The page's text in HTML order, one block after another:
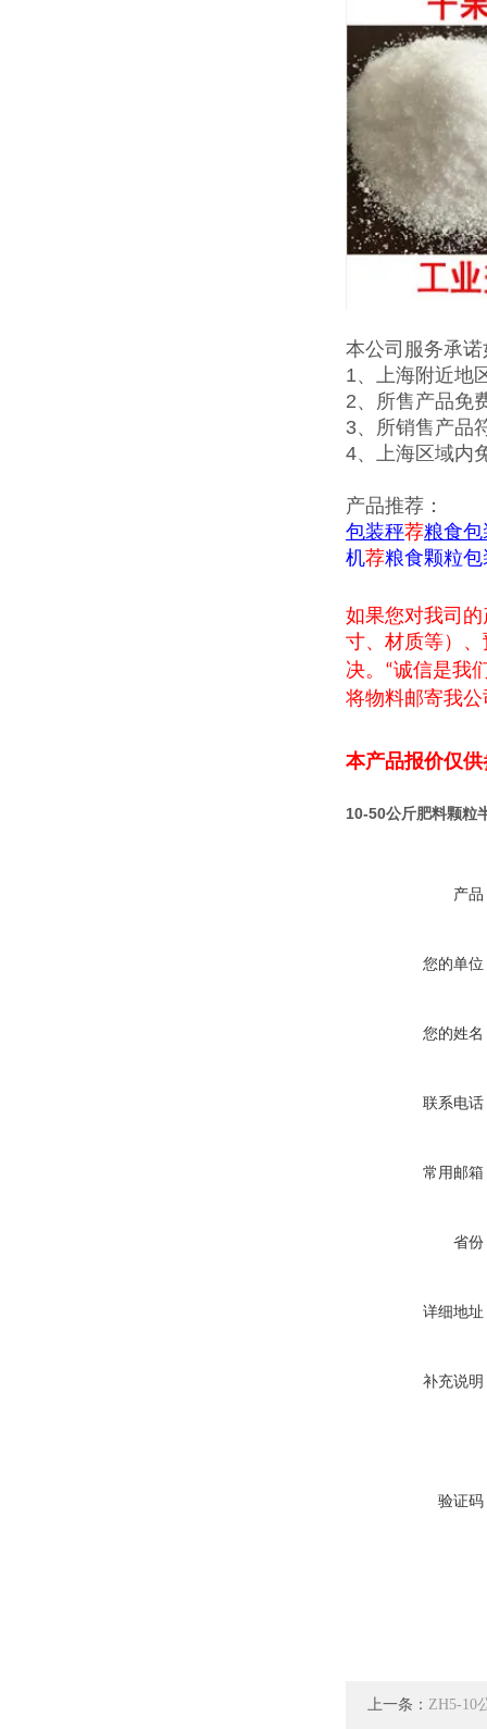
本公司服务承
1、上海附近地
2、所售产品免
3、所销售产品
4、上海区域内
产品推荐：
包装秤荐粮食包
机荐粮食颗粒包
如果您对我司
寸、材质等）
决。 “诚信是我
将物料邮寄我
本产品报价仅
10-50公斤肥料颗粒
产品
您的单位
您的姓名
联系电话
常用邮箱
省份
详细地址
补充说明
验证码
上一条： ZH5-10